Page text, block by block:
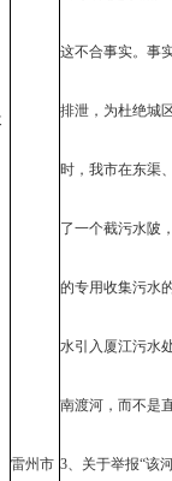
雷州市
这不合事实。事
排泄，为杜绝城
时，我市在东渠
了一个截污水陂
的专用收集污水
水引入厦江污水
南渡河，而不是
3、关于举报“该